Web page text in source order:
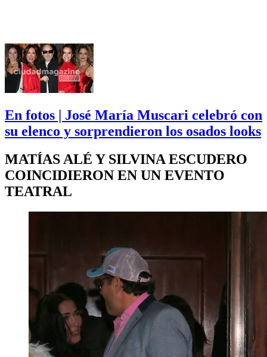
En fotos | José María Muscari celebró con
su elenco y sorprendieron los osados looks
MATÍAS ALÉ Y SILVINA ESCUDERO
COINCIDIERON EN UN EVENTO
TEATRAL